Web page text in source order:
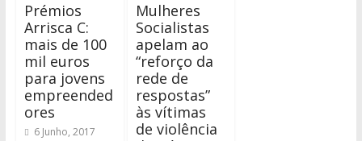
Prémios
Arrisca C:
mais de 100
mil euros
para jovens
empreended
ores
6 Junho, 2017
Mulheres
Socialistas
apelam ao
“reforço da
rede de
respostas”
às vítimas
de violência